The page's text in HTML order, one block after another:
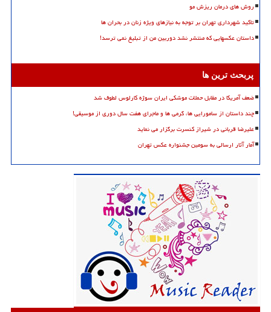
روش های درمان ریزش مو
تاکید شهرداری تهران بر توجه به نیازهای ویژه زنان در بحران ها
داستان عکسهایی که منتشر نشد دوربین من از تبلیغ نمی ترسد!
پربحث ترین ها
ضعف آمریکا در مقابل حملات موشکی ایران سوژه کارلوس لطوف شد
چند داستان از سامورایی ها، گرمی ها و ماجرای هفت سال دوری از موسیقی!
علیرضا قربانی در شیراز کنسرت برگزار می نماید
آمار آثار ارسالی به سومین جشنواره عکس تهران